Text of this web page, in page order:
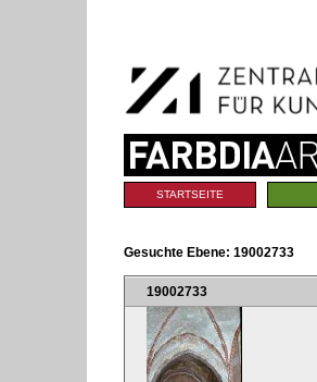
Navigation
Sektionen
STARTSEITE
Gesuchte Ebene: 19002733
19002733